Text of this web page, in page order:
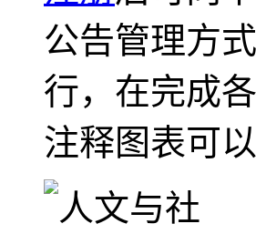
公告管理方
行，在完成
注释图表可